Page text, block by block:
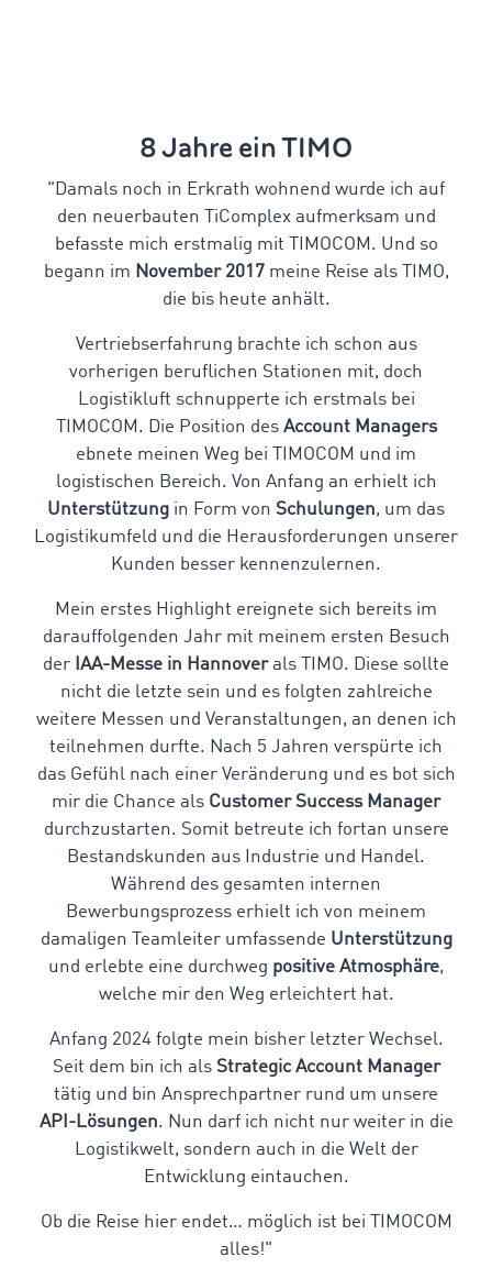
8 Jahre ein TIMO
"Damals noch in Erkrath wohnend wurde ich auf
den neuerbauten TiComplex aufmerksam und
befasste mich erstmalig mit TIMOCOM. Und so
begann im November 2017meine Reise als TIMO,
die bis heute anhält.
Vertriebserfahrung brachte ich schon aus
vorherigen beruflichen Stationen mit, doch
Logistikluft schnupperte ich erstmals bei
TIMOCOM. Die Position des Account Managers
ebnete meinen Weg bei TIMOCOM und im
logistischen Bereich. Von Anfang an erhielt ich
Unterstützung in Form von Schulungen, um das
Logistikumfeld und die Herausforderungen unserer
Kunden besser kennenzulernen.
Mein erstes Highlight ereignete sich bereits im
darauffolgenden Jahr mit meinem ersten Besuch
der IAA-Messe in Hannover als TIMO. Diese sollte
nicht die letzte sein und es folgten zahlreiche
weitere Messen und Veranstaltungen, an denen ich
teilnehmen durfte. Nach 5 Jahren verspürte ich
das Gefühl nach einer Veränderung und es bot sich
mir die Chance als Customer Success Manager
durchzustarten. Somit betreute ich fortan unsere
Bestandskunden aus Industrie und Handel.
Während des gesamten internen
Bewerbungsprozess erhielt ich von meinem
damaligen Teamleiter umfassende Unterstützung
und erlebte eine durchweg positive Atmosphäre,
welche mir den Weg erleichtert hat.
Anfang 2024 folgte mein bisher letzter Wechsel.
Seit dem bin ich als Strategic Account Manager
tätig und bin Ansprechpartner rund um unsere
API-Lösungen. Nun darf ich nicht nur weiter in die
Logistikwelt, sondern auch in die Welt der
Entwicklung eintauchen.
Ob die Reise hier endet… möglich ist bei TIMOCOM
alles!"